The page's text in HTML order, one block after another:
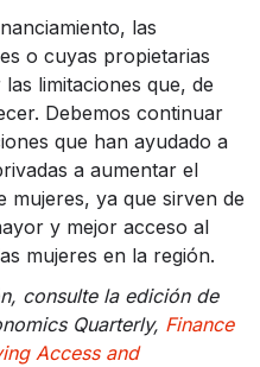
las
o cuyas propietarias
limitaciones que, de
Debemos continuar
que han ayudado a
a aumentar el
mujeres, ya que sirven de
y mejor acceso al
mujeres en la región.
consulte la edición de
Quarterly, Finance
Access and